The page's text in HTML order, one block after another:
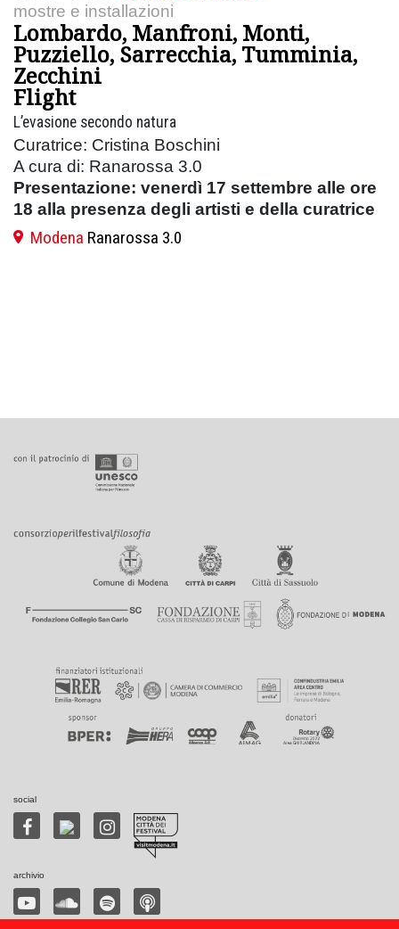
mostre e installazioni
Lombardo, Manfroni, Monti,
Puzziello, Sarrecchia, Tumminia,
Zecchini
Flight
L’evasione secondo natura
Curatrice: Cristina Boschini
A cura di: Ranarossa 3.0
Presentazione: venerdì 17 settembre alle ore
18 alla presenza degli artisti e della curatrice
Modena Ranarossa 3.0
social
archivio